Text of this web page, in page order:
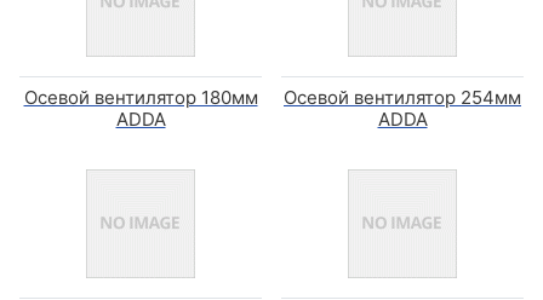
Осевой вентилятор 180мм
ADDA
Осевой вентилятор 254мм
ADDA